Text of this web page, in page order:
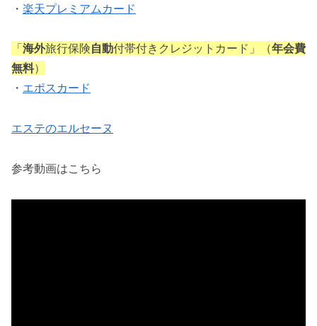
・ 楽天プレミアムカード
「海外旅行保険自動付帯付きクレジットカード」（年会費
無料）
・ エポスカード
エステのエルセーヌ
参考動画はこちら